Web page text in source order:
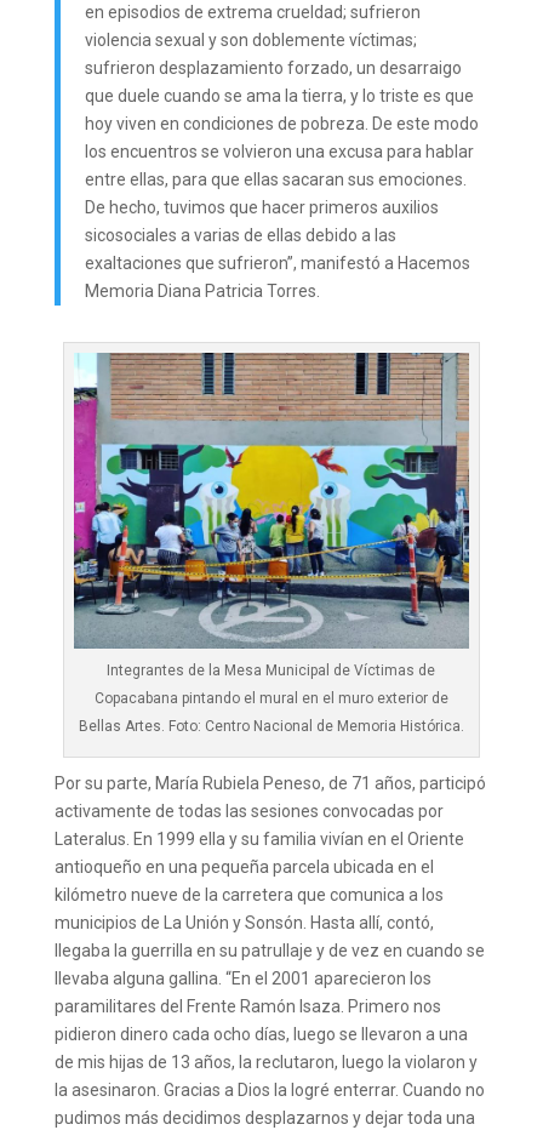
en episodios de extrema crueldad; sufrieron
violencia sexual y son doblemente víctimas;
sufrieron desplazamiento forzado, un desarraigo
que duele cuando se ama la tierra, y lo triste es que
hoy viven en condiciones de pobreza. De este modo
los encuentros se volvieron una excusa para hablar
entre ellas, para que ellas sacaran sus emociones.
De hecho, tuvimos que hacer primeros auxilios
sicosociales a varias de ellas debido a las
exaltaciones que sufrieron”, manifestó a Hacemos
Memoria Diana Patricia Torres.
Integrantes de la Mesa Municipal de Víctimas de
Copacabana pintando el mural en el muro exterior de
Bellas Artes. Foto: Centro Nacional de Memoria Histórica.
Por su parte, María Rubiela Peneso, de 71 años, participó
activamente de todas las sesiones convocadas por
Lateralus. En 1999 ella y su familia vivían en el Oriente
antioqueño en una pequeña parcela ubicada en el
kilómetro nueve de la carretera que comunica a los
municipios de La Unión y Sonsón. Hasta allí, contó,
llegaba la guerrilla en su patrullaje y de vez en cuando se
llevaba alguna gallina. “En el 2001 aparecieron los
paramilitares del Frente Ramón Isaza. Primero nos
pidieron dinero cada ocho días, luego se llevaron a una
de mis hijas de 13 años, la reclutaron, luego la violaron y
la asesinaron. Gracias a Dios la logré enterrar. Cuando no
pudimos más decidimos desplazarnos y dejar toda una